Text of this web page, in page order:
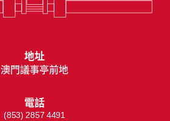
地址
澳門議事亭前地
電話
(853) 2857 4491